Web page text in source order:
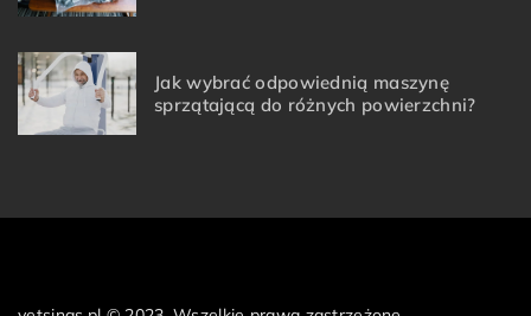
Jak wybrać odpowiednią maszynę
sprzątającą do różnych powierzchni?